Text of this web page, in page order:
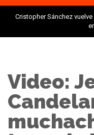
Cristopher Sánchez
Video: